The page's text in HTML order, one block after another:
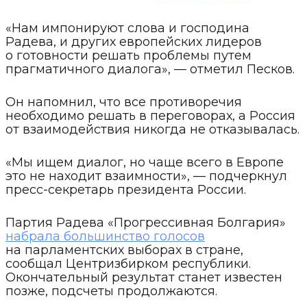
«Нам импонируют слова и господина
Радева, и других европейских лидеров
о готовности решать проблемы путем
прагматичного диалога», — отметил Песков.
Он напомнил, что все противоречия
необходимо решать в переговорах, а Россия
от взаимодействия никогда не отказывалась.
«Мы ищем диалог, но чаще всего в Европе
это не находит взаимности», — подчеркнул
пресс-секретарь президента России.
Партия Радева «Прогрессивная Болгария»
набрала большинство голосов
на парламентских выборах в стране,
сообщал Центризбирком республики.
Окончательный результат станет известен
позже, подсчеты продолжаются.